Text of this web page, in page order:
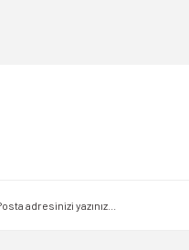
bulunuyor.